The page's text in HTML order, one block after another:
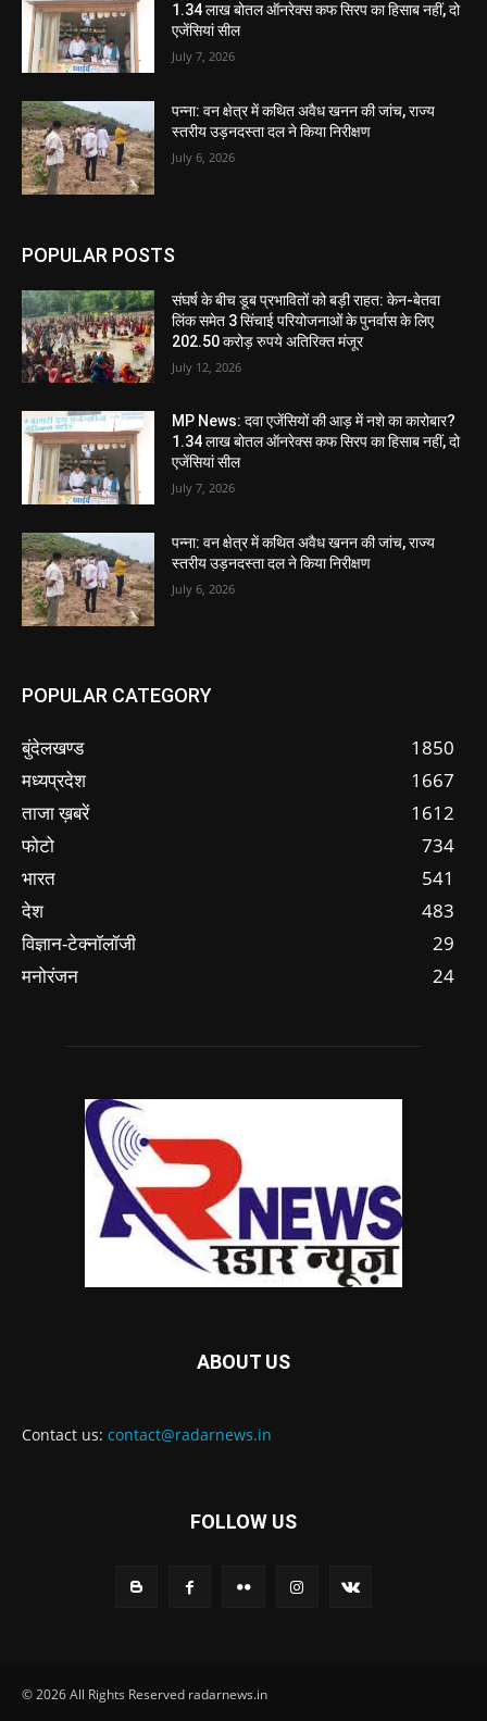
1.34 लाख बोतल ऑनरेक्स कफ सिरप का हिसाब नहीं, दो
एजेंसियां सील
July 7, 2026
पन्ना: वन क्षेत्र में कथित अवैध खनन की जांच, राज्य
स्तरीय उड़नदस्ता दल ने किया निरीक्षण
July 6, 2026
POPULAR POSTS
संघर्ष के बीच डूब प्रभावितों को बड़ी राहत: केन-बेतवा
लिंक समेत 3 सिंचाई परियोजनाओं के पुनर्वास के लिए
202.50 करोड़ रुपये अतिरिक्त मंजूर
July 12, 2026
MP News: दवा एजेंसियों की आड़ में नशे का कारोबार?
1.34 लाख बोतल ऑनरेक्स कफ सिरप का हिसाब नहीं, दो
एजेंसियां सील
July 7, 2026
पन्ना: वन क्षेत्र में कथित अवैध खनन की जांच, राज्य
स्तरीय उड़नदस्ता दल ने किया निरीक्षण
July 6, 2026
POPULAR CATEGORY
बुंदेलखण्ड
1850
मध्यप्रदेश
1667
ताजा ख़बरें
1612
फोटो
734
भारत
541
देश
483
विज्ञान-टेक्नॉलॉजी
29
मनोरंजन
24
ABOUT US
Contact us: contact@radarnews.in
FOLLOW US
© 2026 All Rights Reserved radarnews.in